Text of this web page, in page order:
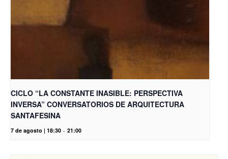
CICLO “LA CONSTANTE INASIBLE: PERSPECTIVA
INVERSA” CONVERSATORIOS DE ARQUITECTURA
SANTAFESINA
7 de agosto | 18:30 - 21:00